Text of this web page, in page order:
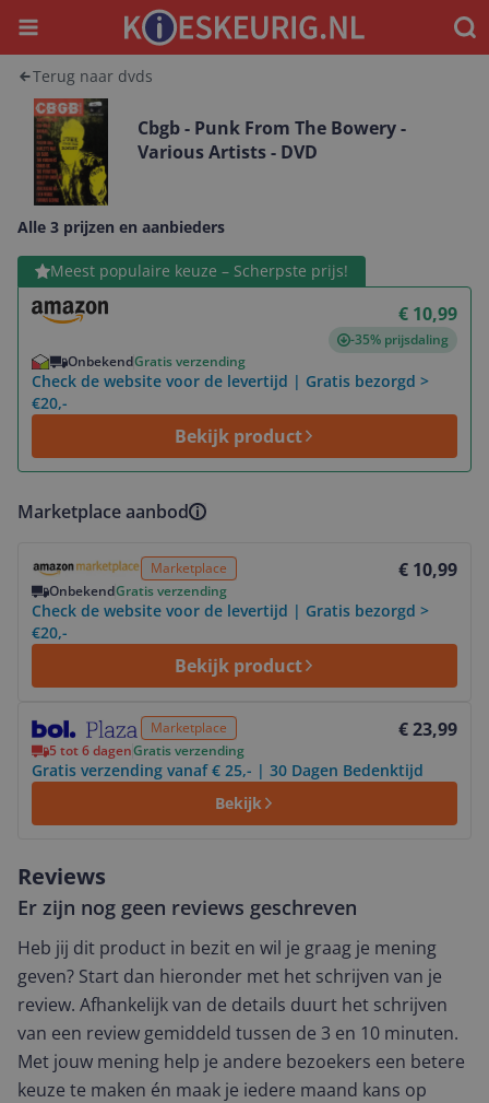
Menu
Terug naar dvds
Cbgb - Punk From The Bowery -
Various Artists - DVD
Alle 3 prijzen en aanbieders
Meest populaire keuze – Scherpste prijs!
€ 10,99
-35% prijsdaling
OnbekendGratis verzending
Check de website voor de levertijd | Gratis bezorgd >
€20,-
Bekijk product
Bekijk product
Marketplace aanbod
Marketplace € 10,99
OnbekendGratis verzending
Check de website voor de levertijd | Gratis bezorgd >
€20,-
Bekijk product
Marketplace € 23,99
5 tot 6 dagenGratis verzending
Gratis verzending vanaf € 25,- | 30 Dagen Bedenktijd
Bekijk
Reviews
Er zijn nog geen reviews geschreven
Heb jij dit product in bezit en wil je graag je mening
geven? Start dan hieronder met het schrijven van je
review. Afhankelijk van de details duurt het schrijven
van een review gemiddeld tussen de 3 en 10 minuten.
Met jouw mening help je andere bezoekers een betere
keuze te maken én maak je iedere maand kans op